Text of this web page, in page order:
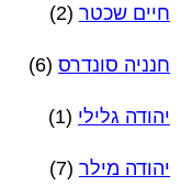
חיים שכטר (2)
חנניה סונדרס (6)
יהודה גלילי (1)
יהודה מילר (7)